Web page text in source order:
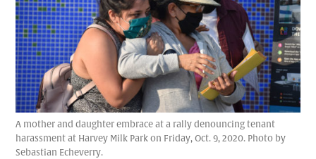
A mother and daughter embrace at a rally denouncing tenant
harassment at Harvey Milk Park on Friday, Oct. 9, 2020. Photo by
Sebastian Echeverry.